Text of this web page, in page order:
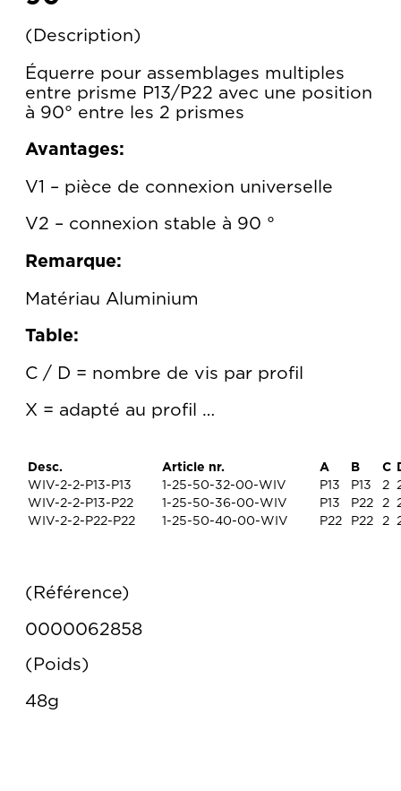
Description
Équerre pour assemblages multiples
entre prisme P13/P22 avec une position
à 90° entre les 2 prismes
Avantages:
V1 – pièce de connexion universelle
V2 – connexion stable à 90 °
Remarque:
Matériau Aluminium
Table:
C / D = nombre de vis par profil
X = adapté au profil …
Desc. Article nr. A B C
WIV-2-2-P13-P13
1-25-50-32-00-WIV P13 P13 2
WIV-2-2-P13-P22
1-25-50-36-00-WIV P13 P22 2
WIV-2-2-P22-P22
1-25-50-40-00-WIV P22 P22 2
Référence
0000062858
Poids
48g